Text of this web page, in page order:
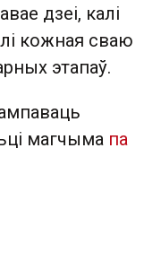
дзеі, калі
кожная сваю
этапаў.
магчыма па